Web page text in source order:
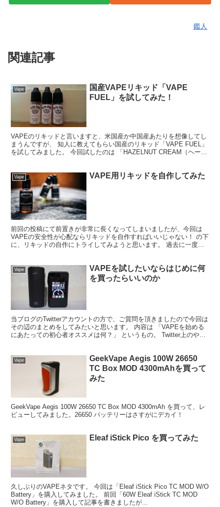
鑑人
関連記事
Vape
国産VAPEリキッド「VAPE
FUEL」を試してみた！
VAPEのリキッドと言いますと、米国産か中国産あたりを想像してし
まうんですが、 知人に教えてもらい国産のリキッド「VAPE FUEL」
を試してみました。 今回試したのは 「HAZELNUT CREAM（ヘーゼ
Vape VAPE用リキッドを自作してみた
前回の投稿にて前置きが非常に長くなってしまいましたが、今回は
VAPEの安全性が心配ならリキッドを自作すればいいじゃない！ の下
に、リキッドの自作にトライしてみようと思います。 過去に一度、
Vape
VAPEを試したいならはじめに何
を買ったらいいのか
当ブログのTwitterアカウントの方で、ご質問を頂きましたので今回は
その辺のまとめをしてみたいと思います。 内容は 「VAPEを始める
にあたっての初心者オススメは何？」 というもの。 Twitter上のやり
Vape
GeekVape Aegis 100W 26650
TC Box MOD 4300mAhを買って
みた
GeekVape Aegis 100W 26650 TC Box MOD 4300mAh を買って、レ
ビューしてみました。26650 バッテリーはさすがにデカイ！
Vape Eleaf iStick Pico を買ってみた
久しぶりのVAPEネタです。 今回は「Eleaf iStick Pico TC MOD W/O
Battery」を購入してみました。 前回「60W Eleaf iStick TC MOD
W/O Battery」を購入して記事を書きましたが...